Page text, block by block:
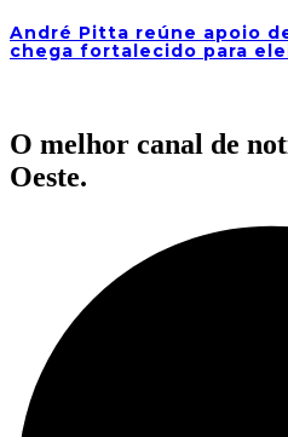
André Pitta reúne apoio
chega fortalecido para
O melhor canal de
Oeste.